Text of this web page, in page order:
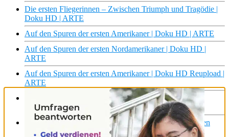
Die ersten Fliegerinnen – Zwischen Triumph und Tragödie |
Doku HD | ARTE
Auf den Spuren der ersten Amerikaner | Doku HD | ARTE
Auf den Spuren der ersten Nordamerikaner | Doku HD |
ARTE
Auf den Spuren der ersten Amerikaner | Doku HD Reupload |
ARTE
Auf den Spuren der ersten Nordamerikaner | Doku HD
Reupload | ARTE
ARTE Doku – Pioniere am Himmel – Das Rätsel um den
ersten Flug